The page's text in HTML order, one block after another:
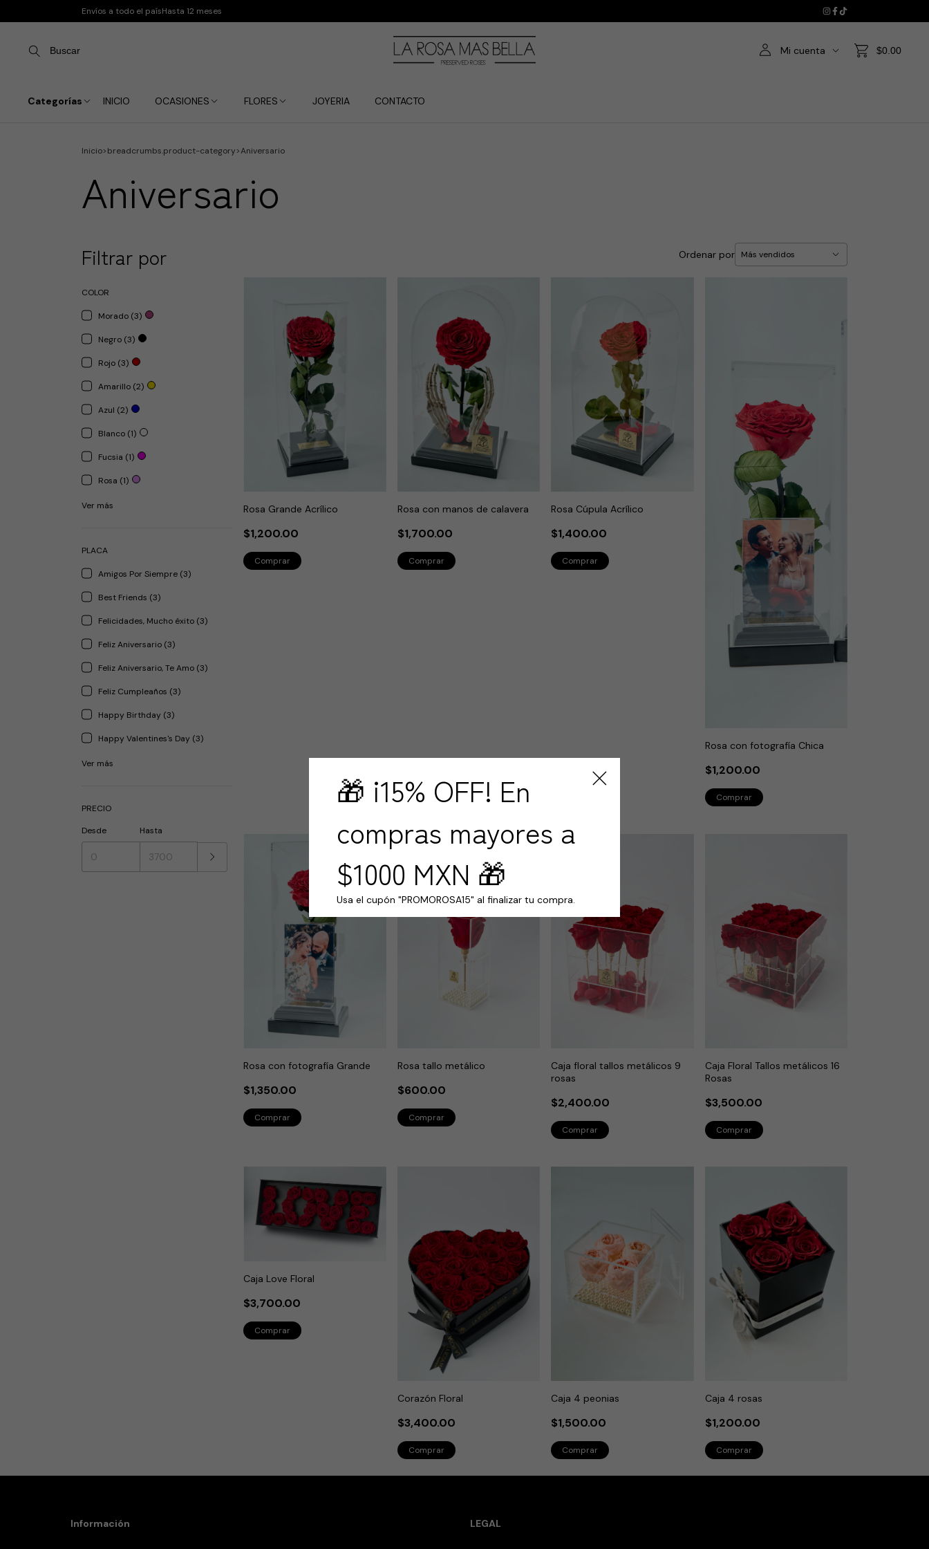
Envíos a todo el paísHasta 12 meses
Buscar Mi cuenta $0.00
Categorías INICIO OCASIONES FLORES JOYERIA CONTACTO
Inicio>breadcrumbs.product-category>Aniversario
Aniversario
Filtrar por
COLOR
Morado (3)
Negro (3)
Rojo (3)
Amarillo (2)
Azul (2)
Blanco (1)
Fucsia (1)
Rosa (1)
Ver más
PLACA
Amigos Por Siempre (3)
Best Friends (3)
Felicidades, Mucho éxito (3)
Feliz Aniversario (3)
Feliz Aniversario, Te Amo (3)
Feliz Cumpleaños (3)
Happy Birthday (3)
Happy Valentines's Day (3)
Ver más
PRECIO
Desde
Hasta
Ordenar por
Rosa Grande Acrílico
$1,200.00
Rosa con manos de calavera
$1,700.00
Rosa Cúpula Acrílico
$1,400.00
Rosa con fotografía Chica
$1,200.00
Rosa con fotografía Grande
$1,350.00
Rosa tallo metálico
$600.00
Caja floral tallos metálicos 9
rosas
$2,400.00
Caja Floral Tallos metálicos 16
Rosas
$3,500.00
Caja Love Floral
$3,700.00
Corazón Floral
$3,400.00
Caja 4 peonias
$1,500.00
Caja 4 rosas
$1,200.00
Información LEGAL
🎁 ¡15% OFF! En
compras mayores a
$1000 MXN 🎁
Usa el cupón "PROMOROSA15" al finalizar tu compra.